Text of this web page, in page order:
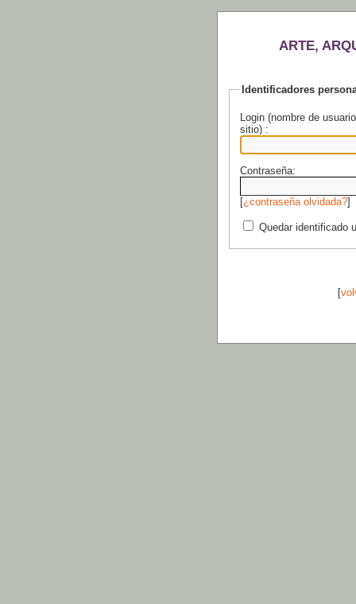
ARTE,
Identificadores
Login (nombre de
sitio) :
Contraseña:
[¿contraseña olvidada?]
Quedar identificado
[